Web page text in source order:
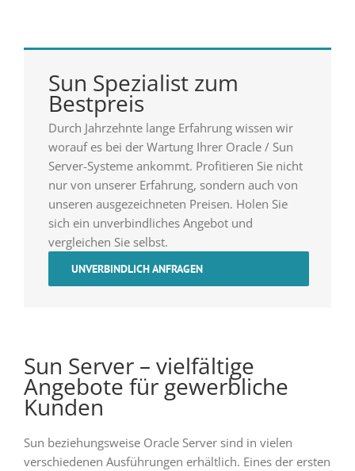
Sun Spezialist zum
Bestpreis
Durch Jahrzehnte lange Erfahrung wissen wir
worauf es bei der Wartung Ihrer Oracle / Sun
Server-Systeme ankommt. Profitieren Sie nicht
nur von unserer Erfahrung, sondern auch von
unseren ausgezeichneten Preisen. Holen Sie
sich ein unverbindliches Angebot und
vergleichen Sie selbst.
UNVERBINDLICH ANFRAGEN
Sun Server – vielfältige
Angebote für gewerbliche
Kunden
Sun beziehungsweise Oracle Server sind in vielen
verschiedenen Ausführungen erhältlich. Eines der ersten